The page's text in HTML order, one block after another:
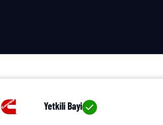
Yetkili Bayi